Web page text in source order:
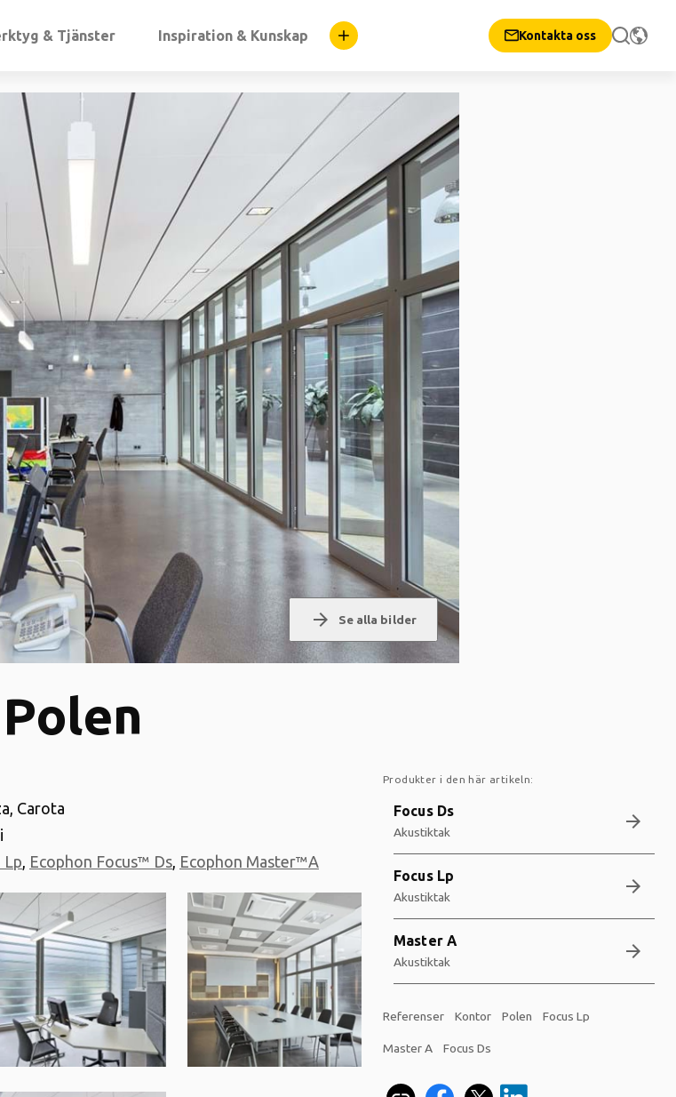
& Tjänster Inspiration & Kunskap Kontakta oss
arrow_forward Se alla bilder
Carota
Lp Ecophon Focus™ Ds Ecophon Master™A
Produkter i den här artikeln:
Focus Ds
Akustiktak arrow_forward
Focus Lp
Akustiktak arrow_forward
Master A
Akustiktak arrow_forward
Referenser Kontor Polen Focus Lp
Master A Focus Ds